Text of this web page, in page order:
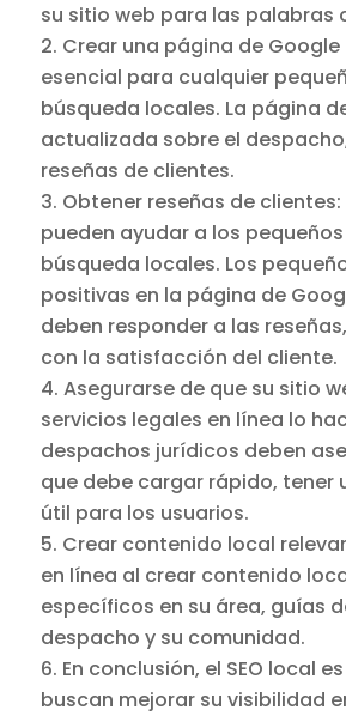
su sitio web para las palabras
Crear una página de Google
esencial para cualquier
búsqueda locales. La página
actualizada sobre el
reseñas de clientes.
Obtener reseñas de
pueden ayudar a los
búsqueda locales. Los
positivas en la página de
deben responder a las
con la satisfacción del cliente.
Asegurarse de que su sitio
servicios legales en línea lo
despachos jurídicos deben
que debe cargar rápido, tener
útil para los usuarios.
Crear contenido local
en línea al crear contenido
específicos en su área, guías
despacho y su comunidad.
En conclusión, el SEO local
buscan mejorar su visibilidad